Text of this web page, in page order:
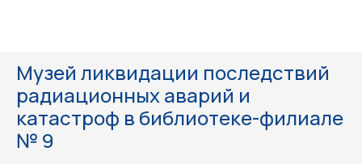
Музей ликвидации последствий
радиационных аварий и
катастроф в библиотеке-филиале
№ 9